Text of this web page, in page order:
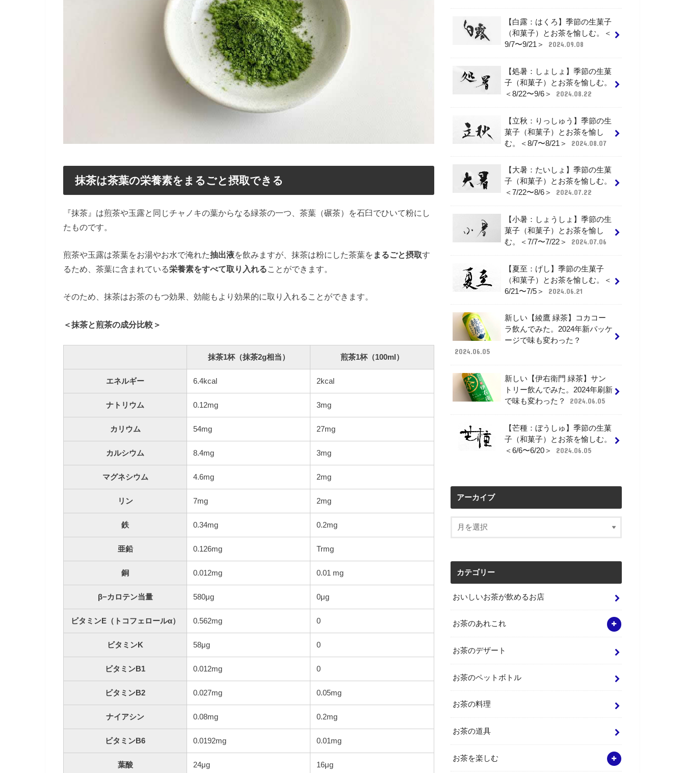
抹茶は茶葉の栄養素をまるごと摂取できる
『抹茶』は煎茶や玉露と同じチャノキの葉からなる緑茶の一つ、茶葉（碾茶）を石臼でひいて粉にし
たものです。
煎茶や玉露は茶葉をお湯やお水で淹れた抽出液を飲みますが、抹茶は粉にした茶葉を まるごと摂取す
るため、茶葉に含まれている栄養素をすべて取り入れることができます。
そのため、抹茶はお茶のもつ効果、効能もより効果的に取り入れることができます。
＜抹茶と煎茶の成分比較＞
抹茶1杯（抹茶2g相当） 煎茶1杯（100ml）
エネルギー 6.4kcal 2kcal
ナトリウム 0.12mg 3mg
カリウム 54mg 27mg
カルシウム 8.4mg 3mg
マグネシウム 4.6mg 2mg
リン 7mg 2mg
鉄 0.34mg 0.2mg
亜鉛 0.126mg Trmg
銅 0.012mg 0.01 mg
β−カロテン当量 580μg 0μg
ビタミンE（トコフェロールα） 0.562mg 0
ビタミンK 58μg 0
ビタミンB1 0.012mg 0
ビタミンB2 0.027mg 0.05mg
ナイアシン 0.08mg 0.2mg
ビタミンB6 0.0192mg 0.01mg
葉酸 24μg 16μg
【白露：はくろ】季節の生菓子
（和菓子）とお茶を愉しむ。＜
9/7〜9/21＞
2024.09.08
【処暑：しょしょ】季節の生菓
子（和菓子）とお茶を愉しむ。
＜8/22〜9/6＞
2024.08.22
【立秋：りっしゅう】季節の生
菓子（和菓子）とお茶を愉し
む。＜8/7〜8/21＞
2024.08.07
【大暑：たいしょ】季節の生菓
子（和菓子）とお茶を愉しむ。
＜7/22〜8/6＞
2024.07.22
【小暑：しょうしょ】季節の生
菓子（和菓子）とお茶を愉し
む。＜7/7〜7/22＞
2024.07.06
【夏至：げし】季節の生菓子
（和菓子）とお茶を愉しむ。＜
6/21〜7/5＞
2024.06.21
新しい【綾鷹 緑茶】コカコー
ラ飲んでみた。2024年新パッケ
ージで味も変わった？
2024.06.05
新しい【伊右衛門 緑茶】サン
トリー飲んでみた。2024年刷新
で味も変わった？
2024.06.05
【芒種：ぼうしゅ】季節の生菓
子（和菓子）とお茶を愉しむ。
＜6/6〜6/20＞
2024.06.05
アーカイブ
カテゴリー
おいしいお茶が飲めるお店
お茶のあれこれ
お茶のデザート
お茶のペットボトル
お茶の料理
お茶の道具
お茶を楽しむ